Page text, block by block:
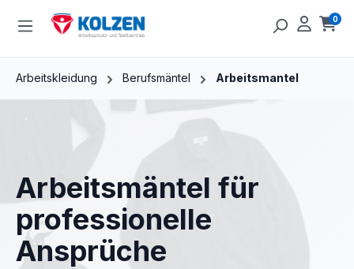
Zum Hauptinhalt springen 0
Arbeitskleidung Berufsmäntel Arbeitsmantel
Arbeitsmäntel für
professionelle
Ansprüche